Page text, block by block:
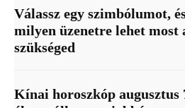
Válassz egy szimbólumot,
milyen üzenetre lehet most
szükséged
Kínai horoszkóp augusztus